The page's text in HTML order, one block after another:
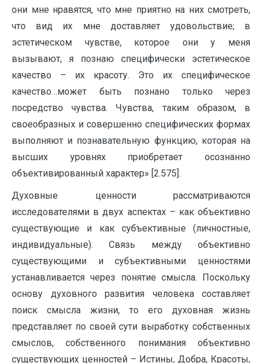
они мне нравятся, что мне приятно на них смотреть,
что вид их мне доставляет удовольствие; в
эстетическом чувстве, которое они у меня
вызывают, я познаю специфически эстетическое
качество – их красоту. Это их специфическое
качество…может быть познано только через
посредство чувства. Чувства, таким образом, в
своеобразных и совершенно специфических формах
выполняют и познавательную функцию, которая на
высших уровнях приобретает осознанно
объективированный характер» [2.575].
Духовные ценности рассматриваются
исследователями в двух аспектах – как объективно
существующие и как субъективные (личностные,
индивидуальные). Связь между объективно
существующими и субъективными ценностями
устанавливается через понятие смысла. Поскольку
основу духовного развития человека составляет
поиск смысла жизни, то его духовная жизнь
представляет по своей сути выработку собственных
смыслов, собственного понимания объективно
существующих ценностей – Истины, Добра, Красоты,